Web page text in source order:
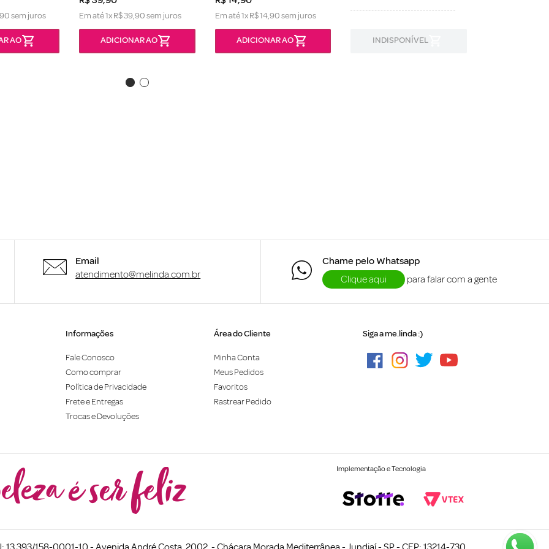
90sem juros
AO
Em até1xR$39,90sem juros
ADICIONAR AO
Em até1xR$14,90sem juros
ADICIONAR AO INDISPONÍVEL
Email
atendimento@melinda.com.br
Chame pelo Whatsapp
Clique aqui
para falar com a gente
Informações
Fale Conosco
Como comprar
Política de Privacidade
Frete e Entregas
Trocas e Devoluções
Área do Cliente
Minha Conta
Meus Pedidos
Favoritos
Rastrear Pedido
Siga a me.linda :)
Implementação e Tecnologia